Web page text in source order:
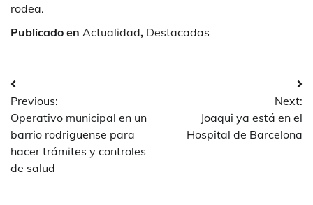
rodea.
Publicado en Actualidad, Destacadas
Navegación
de
entradas
Previous:
Operativo municipal en un
barrio rodriguense para
hacer trámites y controles
de salud
Next:
Joaqui ya está en el
Hospital de Barcelona